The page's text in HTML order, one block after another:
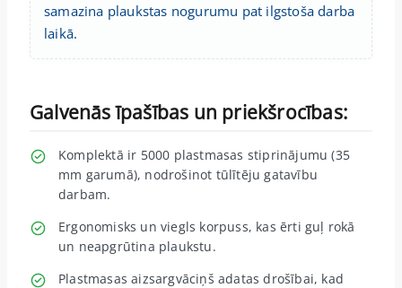
samazina plaukstas nogurumu pat ilgstoša darba
laikā.
Galvenās īpašības un priekšrocības:
Komplektā ir 5000 plastmasas stiprinājumu (35
mm garumā), nodrošinot tūlītēju gatavību
darbam.
Ergonomisks un viegls korpuss, kas ērti guļ rokā
un neapgrūtina plaukstu.
Plastmasas aizsargvāciņš adatas drošībai, kad